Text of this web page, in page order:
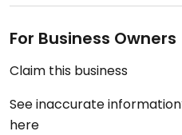
For Business Owners
Claim this business
See inaccurate
here